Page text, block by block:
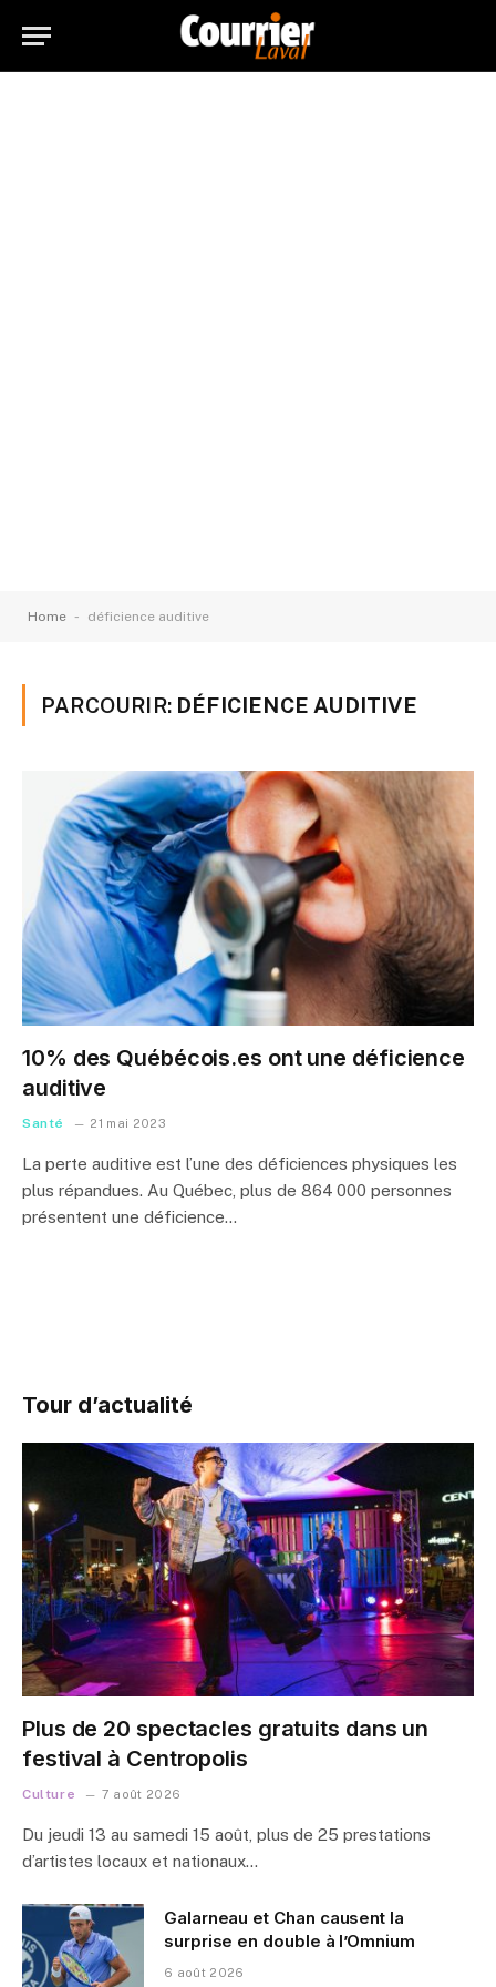
Home - déficience auditive
PARCOURIR: DÉFICIENCE AUDITIVE
10% des Québécois.es ont une déficience
auditive
Santé 21 mai 2023
La perte auditive est l’une des déficiences physiques les
plus répandues. Au Québec, plus de 864 000 personnes
présentent une déficience…
Tour d’actualité
Plus de 20 spectacles gratuits dans un
festival à Centropolis
Culture 7 août 2026
Du jeudi 13 au samedi 15 août, plus de 25 prestations
d’artistes locaux et nationaux…
Galarneau et Chan causent la
surprise en double à l’Omnium
6 août 2026